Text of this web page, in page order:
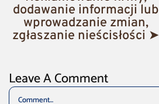
dodawanie informacji lub
wprowadzanie zmian,
zgłaszanie nieścisłości ➤
Leave A Comment
Comment